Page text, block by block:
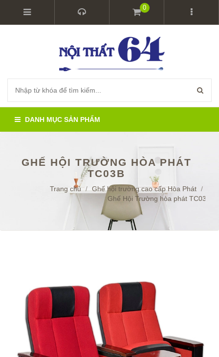
0
DANH MỤC SẢN PHẨM
GHẾ HỘI TRƯỜNG HÒA PHÁT
TC03B
Trang chủ / Ghế hội trường cao cấp Hòa Phát /
Ghế Hội Trường hòa phát TC03B